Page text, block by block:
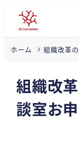
ホーム 組織改革
組織改
談室お